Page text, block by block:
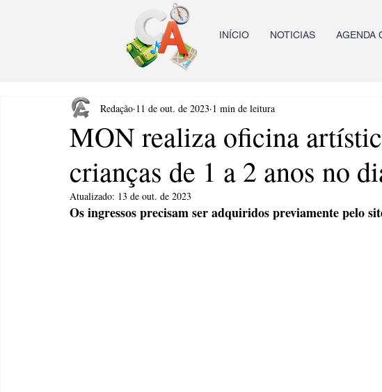
INÍCIO NOTICIAS AGENDA
MON realiza oficina
crianças de 1 a 2 anos no
Redação 11 de out. de 2023 1 min de leitura
Atualizado: 13 de out. de 2023
Os ingressos precisam ser adquiridos previamente pelo